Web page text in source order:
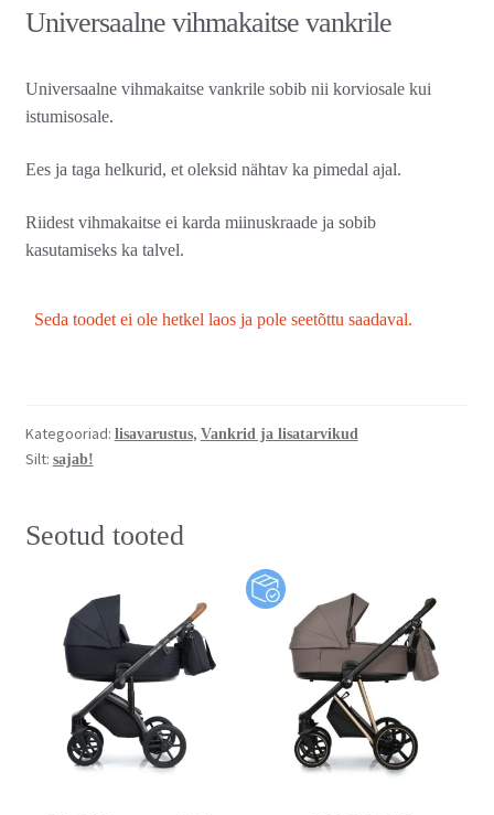
Universaalne vihmakaitse vankrile
Universaalne vihmakaitse vankrile sobib nii korviosale kui
istumisosale.
Ees ja taga helkurid, et oleksid nähtav ka pimedal ajal.
Riidest vihmakaitse ei karda miinuskraade ja sobib
kasutamiseks ka talvel.
Seda toodet ei ole hetkel laos ja pole seetõttu saadaval.
Kategooriad: lisavarustus, Vankrid ja lisatarvikud
Silt: sajab!
Seotud tooted